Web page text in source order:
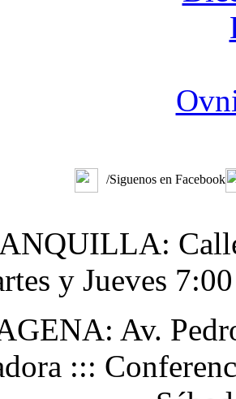
/Siguenos en Facebook
y Jueves
Av.
:::